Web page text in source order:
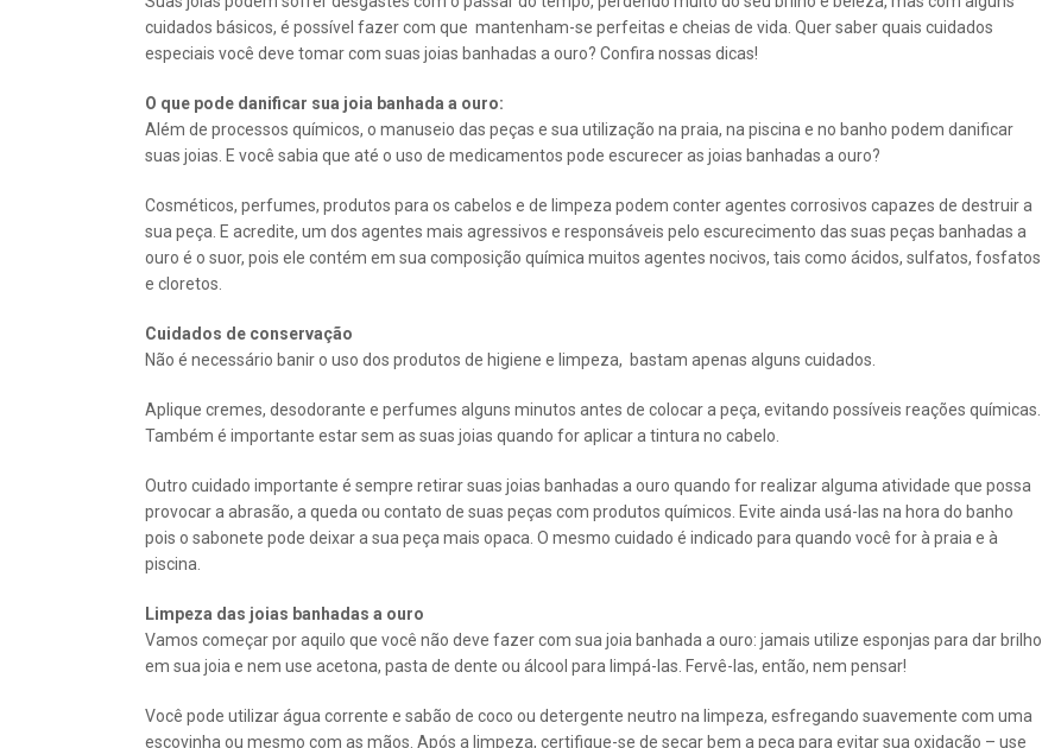
cuidados básicos, é possível fazer com que mantenham-se perfeitas e cheias de vida. Quer saber quais cuidados
especiais você deve tomar com suas joias banhadas a ouro? Confira nossas dicas!
O que pode danificar sua joia banhada a ouro:
Além de processos químicos, o manuseio das peças e sua utilização na praia, na piscina e no banho podem danificar
suas joias. E você sabia que até o uso de medicamentos pode escurecer as joias banhadas a ouro?
Cosméticos, perfumes, produtos para os cabelos e de limpeza podem conter agentes corrosivos capazes de destruir a
sua peça. E acredite, um dos agentes mais agressivos e responsáveis pelo escurecimento das suas peças banhadas a
ouro é o suor, pois ele contém em sua composição química muitos agentes nocivos, tais como ácidos, sulfatos, fosfatos
e cloretos.
Cuidados de conservação
Não é necessário banir o uso dos produtos de higiene e limpeza, bastam apenas alguns cuidados.
Aplique cremes, desodorante e perfumes alguns minutos antes de colocar a peça, evitando possíveis reações químicas.
Também é importante estar sem as suas joias quando for aplicar a tintura no cabelo.
Outro cuidado importante é sempre retirar suas joias banhadas a ouro quando for realizar alguma atividade que possa
provocar a abrasão, a queda ou contato de suas peças com produtos químicos. Evite ainda usá-las na hora do banho
pois o sabonete pode deixar a sua peça mais opaca. O mesmo cuidado é indicado para quando você for à praia e à
piscina.
Limpeza das joias banhadas a ouro
Vamos começar por aquilo que você não deve fazer com sua joia banhada a ouro: jamais utilize esponjas para dar brilho
em sua joia e nem use acetona, pasta de dente ou álcool para limpá-las. Fervê-las, então, nem pensar!
Você pode utilizar água corrente e sabão de coco ou detergente neutro na limpeza, esfregando suavemente com uma
escovinha ou mesmo com as mãos. Após a limpeza, certifique-se de secar bem a peça para evitar sua oxidação – use